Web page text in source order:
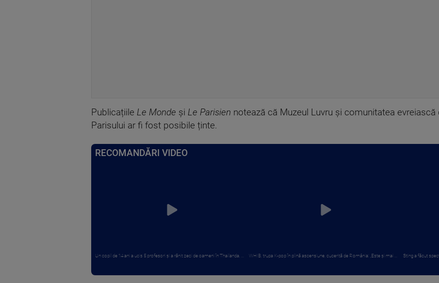
Publicațiile Le Monde și Le Parisien notează că Muzeul Luvru și comunitatea
Parisului ar fi fost posibile ținte.
RECOMANDĂRI VIDEO
Un copil de 14 ani a ucis 5 profesori și a rănit zeci de oameni în Thailanda, ... WHIB, trupa K-pop în plină ascensiune, cucerită de România: „Este și mai ... Sting a făcut